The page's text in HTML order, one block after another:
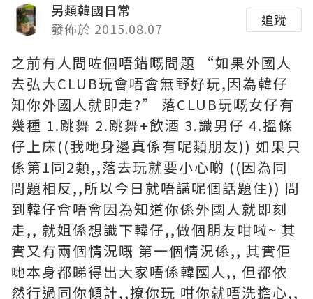
另類韓國日常
發佈於 2015.08.07
追蹤
之前有人問咗個唔錯嘅問題 “如果外國人
去弘大CLUB玩會唔會無野好玩,因為韓仔
知你外國人就即走?” 落CLUB玩嘅女仔有
幾種 1.跳舞 2.跳舞+飲酒 3.識男仔 4.搵條
仔上床((我哋身邊真係有呢類朋友)) 如果只
係第1同2類,,落去玩就要小心啲 ((因為同
問題相反,,所以今日就唔講呢個話題住)) 問
到韓仔會唔會因為知道你係外國人就即刻
走,, 就姐係想識下韓仔,,做個朋友咁啦~ 其
實又有兩個情況嘅 第一個情況係,, 其實佢
哋本身都睇得出大家唔係韓國人,, 但都依
然行過同你傾計,,撩你玩 咁你就唔洗擔心,,